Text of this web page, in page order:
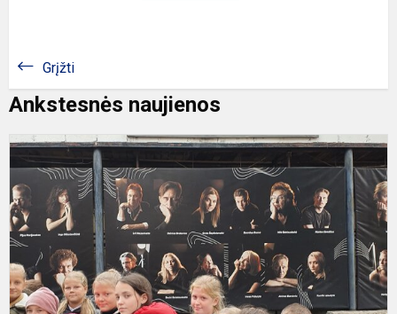
Grįžti
Ankstesnės naujienos